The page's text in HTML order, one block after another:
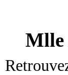
Mlle